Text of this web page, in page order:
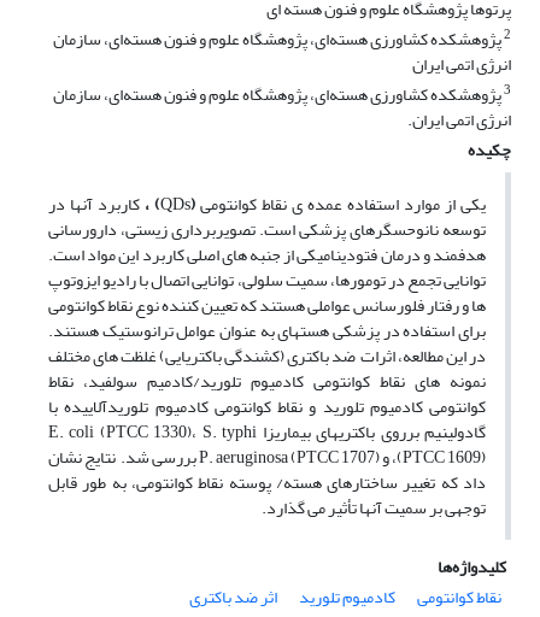
پرتوها پژوهشگاه علوم و فنون هسته ای
2پژوهشکده کشاورزی هسته‌ای، پژوهشگاه علوم و فنون هسته‌ای، سازمان
انرژی اتمی ایران
3پژوهشکده کشاورزی هسته‌ای، پژوهشگاه علوم و فنون هسته‌ای، سازمان
انرژی اتمی ایران.
چکیده
یکی از موارداستفاده عمده­ ی نقاط کوانتومی(
QDs
)،کاربرد آنها در
توسعه نانوحسگرهای پزشکی است. تصویربرداری زیستی­، دارورسانی
هدفمند و درمان فتودینامیکی از جنبه های اصلی کاربرد این مواد است.
توانایی تجمع در تومورها، سمیت سلولی، توانایی اتصال با رادیو ایزوتوپ
­ها و رفتار فلورسانس عواملی هستند که تعیین کننده نوع نقاط کوانتومی
برای استفاده در پزشکی هسته­ای به عنوان عوامل ترانوستیک هستند.
در این مطالعه­، اثراتضد باکتری (کشندگی باکتریایی) غلظت های مختلف
نمونه ­های نقاط کوانتومی کادمیوم تلورید/کادمیم سولفید، نقاط
کوانتومی کادمیوم تلورید و نقاط کوانتومی کادمیوم تلوریدآلاییده با
گادولینیم برروی باکتری­های بیماریزا E. coli (PTCC 1330)، S. typhi
(PTCC 1609)، و P. aeruginosa (PTCC 1707) بررسی شد. نتایج نشان
داد که تغییر ساختارهای هسته/ پوسته نقاط کوانتومی، به طور قابل
توجهی بر سمیت آنها تأثیر می گذارد.
کلیدواژه‌ها
نقاط کوانتومی
کادمیوم تلورید
اثر ضد باکتری